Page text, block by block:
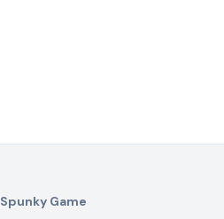
Spunky Game